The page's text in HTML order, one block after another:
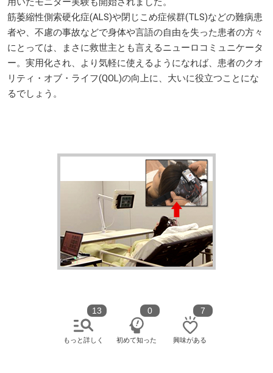
筋萎縮性側索硬化症(ALS)や閉じこめ症候群(TLS)などの難病患
者や、不慮の事故などで身体や言語の自由を失った患者の方々
にとっては、まさに救世主とも言えるニューロコミュニケータ
ー。実用化され、より気軽に使えるようになれば、患者のクオ
リティ・オブ・ライフ(QOL)の向上に、大いに役立つことにな
るでしょう。
もっと詳しく
13
初めて知った
0
興味がある
7